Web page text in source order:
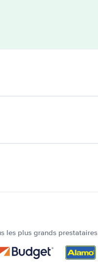
les plus grands prestataires